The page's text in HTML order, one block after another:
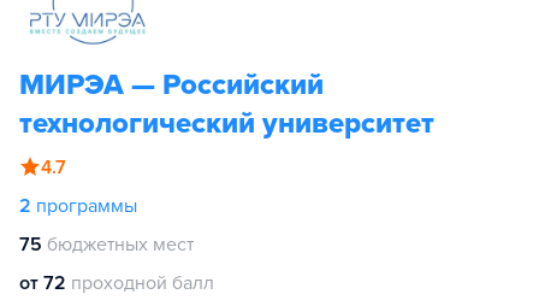
МИРЭА — Российский
технологический университет
4.7
2 программы
75 бюджетных мест
от 72 проходной балл